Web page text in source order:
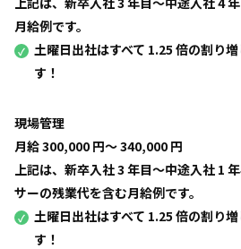
月給例です。
土曜日出社はすべて 1.25 倍の割り
す！
現場管理
月給 300,000 円〜 340,000 円
上記は、新卒入社 3 年目〜中途入社 1
サーの残業代を含む月給例です。
土曜日出社はすべて 1.25 倍の割り
す！